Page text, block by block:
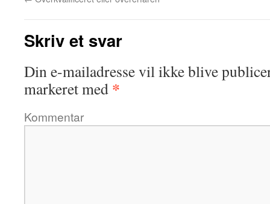
Skriv et svar
Din e-mailadresse vil ikke blive
markeret med *
Kommentar